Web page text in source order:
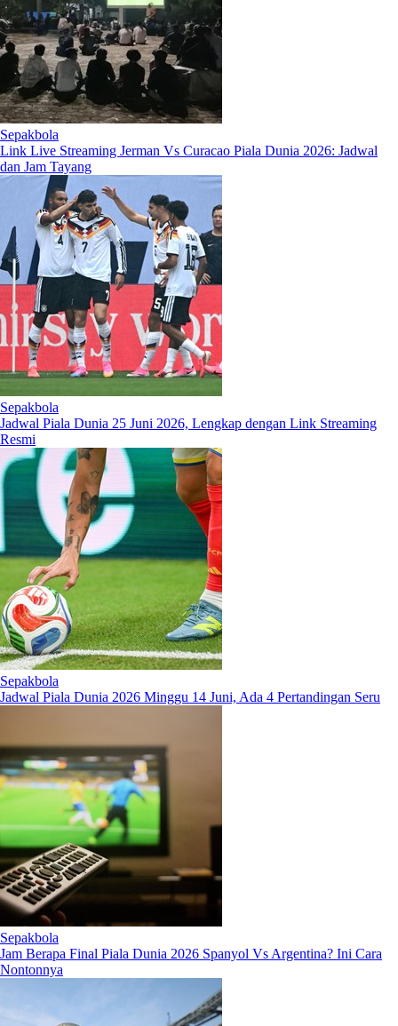
Sepakbola
Link Live Streaming Jerman Vs Curacao Piala Dunia 2026: Jadwal
dan Jam Tayang
Sepakbola
Jadwal Piala Dunia 25 Juni 2026, Lengkap dengan Link Streaming
Resmi
Sepakbola
Jadwal Piala Dunia 2026 Minggu 14 Juni, Ada 4 Pertandingan Seru
Sepakbola
Jam Berapa Final Piala Dunia 2026 Spanyol Vs Argentina? Ini Cara
Nontonnya